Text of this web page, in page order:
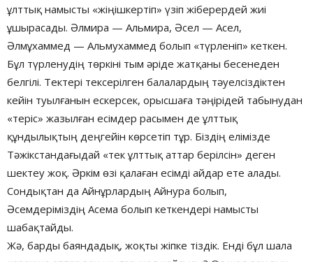
ұлттық намысты «жіңішкертіп» үзіп жіберердей жиі
ұшырасады. Әлмира — Альмира, Әсел — Асел,
Әлмұхаммед — Альмухаммед болып «түрленіп» кеткен.
Бұл түрленудің төркіні тым әріде жатқаны бесенеден
белгілі. Тектері тексерілген балалардың тәуелсіздіктен
кейін туылғанын ескерсек, орысшаға тәңірідей табынудан
«теріс» жазылған есімдер расымен де ұлттық
құндылықтың деңгейін көрсетіп тұр. Біздің елімізде
Тәжікстандағыдай «тек ұлттық аттар берілсін» деген
шектеу жоқ. Әркім өзі қалаған есімді айдар ете алады.
Сондықтан да Айнұрлардың Айнура болып,
Әсемдеріміздің Асема болып кеткендері намысты
шабақтайды.
Жә, барды баяндадық, жоқты жіпке тіздік. Енді бұл шала